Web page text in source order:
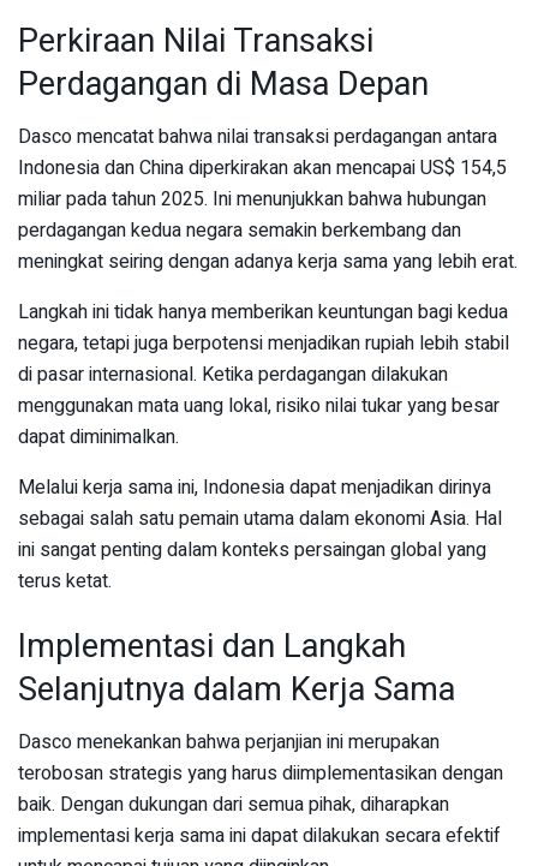
Perkiraan Nilai Transaksi
Perdagangan di Masa Depan
Dasco mencatat bahwa nilai transaksi perdagangan antara
Indonesia dan China diperkirakan akan mencapai US$ 154,5
miliar pada tahun 2025. Ini menunjukkan bahwa hubungan
perdagangan kedua negara semakin berkembang dan
meningkat seiring dengan adanya kerja sama yang lebih erat.
Langkah ini tidak hanya memberikan keuntungan bagi kedua
negara, tetapi juga berpotensi menjadikan rupiah lebih stabil
di pasar internasional. Ketika perdagangan dilakukan
menggunakan mata uang lokal, risiko nilai tukar yang besar
dapat diminimalkan.
Melalui kerja sama ini, Indonesia dapat menjadikan dirinya
sebagai salah satu pemain utama dalam ekonomi Asia. Hal
ini sangat penting dalam konteks persaingan global yang
terus ketat.
Implementasi dan Langkah
Selanjutnya dalam Kerja Sama
Dasco menekankan bahwa perjanjian ini merupakan
terobosan strategis yang harus diimplementasikan dengan
baik. Dengan dukungan dari semua pihak, diharapkan
implementasi kerja sama ini dapat dilakukan secara efektif